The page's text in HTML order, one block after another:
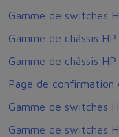
Gamme de switches
Gamme de châssis
Gamme de châssis
Page de confirmation
Gamme de switches
Gamme de switches